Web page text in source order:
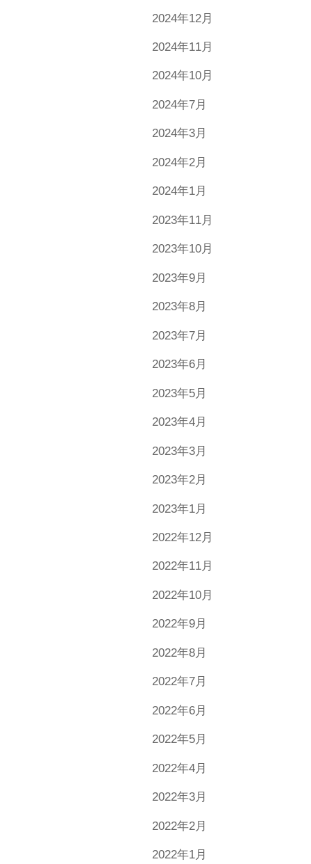
2024年12月
2024年11月
2024年10月
2024年7月
2024年3月
2024年2月
2024年1月
2023年11月
2023年10月
2023年9月
2023年8月
2023年7月
2023年6月
2023年5月
2023年4月
2023年3月
2023年2月
2023年1月
2022年12月
2022年11月
2022年10月
2022年9月
2022年8月
2022年7月
2022年6月
2022年5月
2022年4月
2022年3月
2022年2月
2022年1月